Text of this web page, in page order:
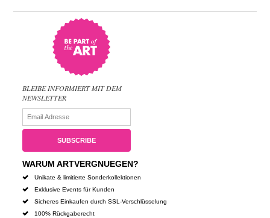
BLEIBE INFORMIERT MIT DEM
NEWSLETTER
WARUM ARTVERGNUEGEN?
Unikate & limitierte Sonderkollektionen
Exklusive Events für Kunden
Sicheres Einkaufen durch SSL-Verschlüsselung
100% Rückgaberecht